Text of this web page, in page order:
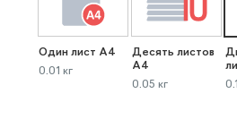
Один лист А4
0.01 кг
Десять листов
А4
0.05 кг